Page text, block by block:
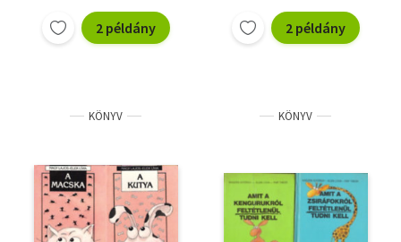
2 példány 2 példány
KÖNYV KÖNYV